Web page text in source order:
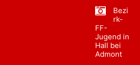
Bezi
rk-
FF-
Jugend in
Hall bei
Admont